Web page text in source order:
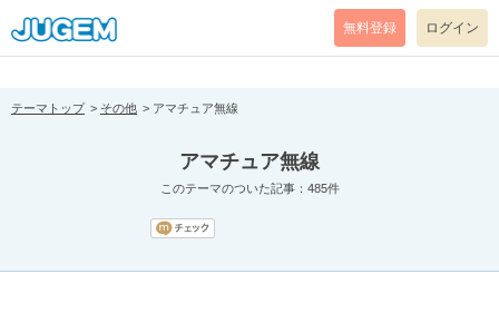
[pear_error: message="Success" code=0 mode=return level=notice
prefix="" info=""]
無料登録 ログイン
テーマトップ その他 アマチュア無線
アマチュア無線
このテーマのついた記事：485件